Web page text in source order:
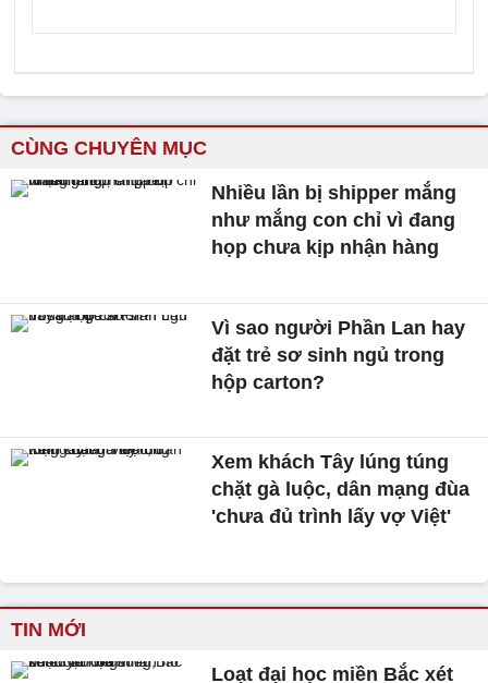
CÙNG CHUYÊN MỤC
Nhiều lần bị shipper mắng
như mắng con chỉ vì đang
họp chưa kịp nhận hàng
Vì sao người Phần Lan hay
đặt trẻ sơ sinh ngủ trong
hộp carton?
Xem khách Tây lúng túng
chặt gà luộc, dân mạng đùa
'chưa đủ trình lấy vợ Việt'
TIN MỚI
Loạt đại học miền Bắc xét